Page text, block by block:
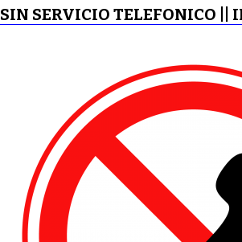
SIN SERVICIO TELEFONICO